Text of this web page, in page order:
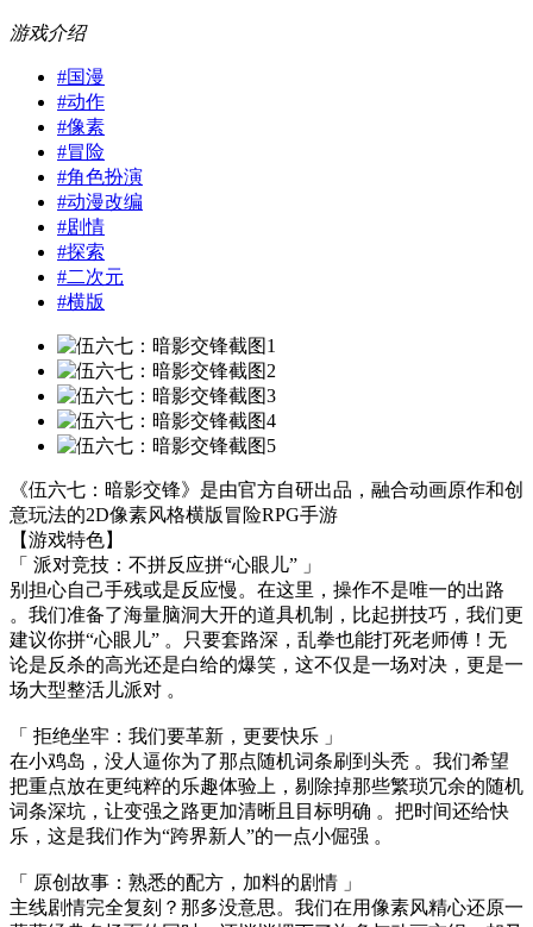
游戏介绍
#国漫
#动作
#像素
#冒险
#角色扮演
#动漫改编
#剧情
#探索
#二次元
#横版
《伍六七：暗影交锋》是由官方自研出品，融合动画原作和创
意玩法的2D像素风格横版冒险RPG手游
【游戏特色】
「 派对竞技：不拼反应拼“心眼儿” 」
别担心自己手残或是反应慢。在这里，操作不是唯一的出路
。我们准备了海量脑洞大开的道具机制，比起拼技巧，我们更
建议你拼“心眼儿” 。只要套路深，乱拳也能打死老师傅！无
论是反杀的高光还是白给的爆笑，这不仅是一场对决，更是一
场大型整活儿派对 。
「 拒绝坐牢：我们要革新，更要快乐 」
在小鸡岛，没人逼你为了那点随机词条刷到头秃 。我们希望
把重点放在更纯粹的乐趣体验上，剔除掉那些繁琐冗余的随机
词条深坑，让变强之路更加清晰且目标明确 。把时间还给快
乐，这是我们作为“跨界新人”的一点小倔强 。
「 原创故事：熟悉的配方，加料的剧情 」
主线剧情完全复刻？那多没意思。我们在用像素风精心还原一